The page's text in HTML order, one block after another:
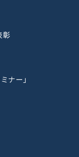
彰
ナー」